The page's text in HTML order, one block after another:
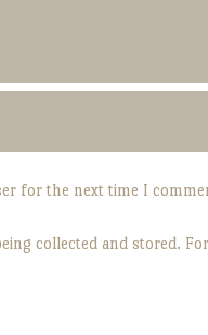
for the next time I
collected and stored.